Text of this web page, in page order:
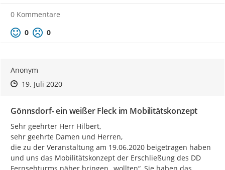
0 Kommentare
Positive Bewertung
0 Negative Bewertung
0
Anonym
Zeitpunkt des Erstellens
Zeitpunkt des Erstellens
19. Juli 2020Zur Äußerung
Gönnsdorf- ein weißer Fleck im Mobilitätskonzept
Sehr geehrter Herr Hilbert,
sehr geehrte Damen und Herren,
die zu der Veranstaltung am 19.06.2020 beigetragen haben
und uns das Mobilitätskonzept der Erschließung des DD